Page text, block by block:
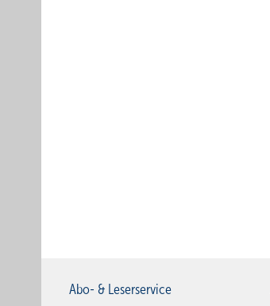
Abo- & Leserservice